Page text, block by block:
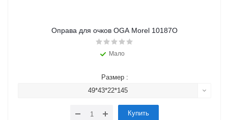
Оправа для очков OGA Morel 10187O
Мало
Размер :
49*43*22*145
Купить